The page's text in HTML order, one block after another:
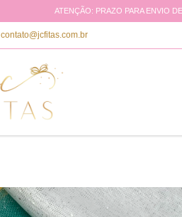
ATENÇÃO: PRAZO PARA ENVIO
contato@jcfitas.com.br